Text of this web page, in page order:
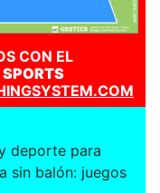
CON EL
deporte para
sin balón: juegos